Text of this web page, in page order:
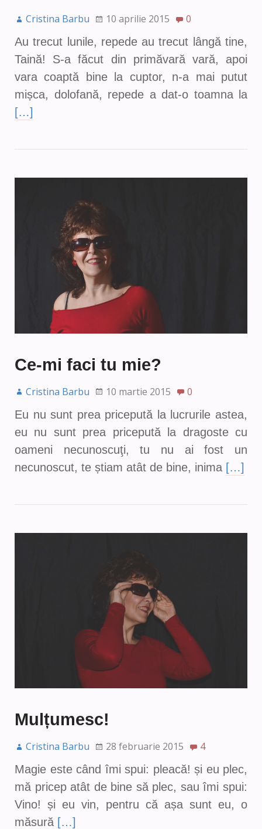
Cristina Barbu 10 aprilie 2015
0
Au trecut lunile, repede au trecut lângă tine,
Taină! S-a făcut din primăvară vară, apoi
vara coaptă bine la cuptor, n-a mai putut
mișca, dolofană, repede a dat-o toamna la
[…]
Ce-mi faci tu mie?
Cristina Barbu 10 martie 2015
0
Eu nu sunt prea pricepută la lucrurile astea,
eu nu sunt prea pricepută la dragoste cu
oameni necunoscuţi, tu nu ai fost un
necunoscut, te știam atât de bine, inima […]
Mulțumesc!
Cristina Barbu 28 februarie 2015
4
Magie este când îmi spui: pleacă! și eu plec,
mă pricep atât de bine să plec, sau îmi spui:
Vino! și eu vin, pentru că așa sunt eu, o
măsură […]